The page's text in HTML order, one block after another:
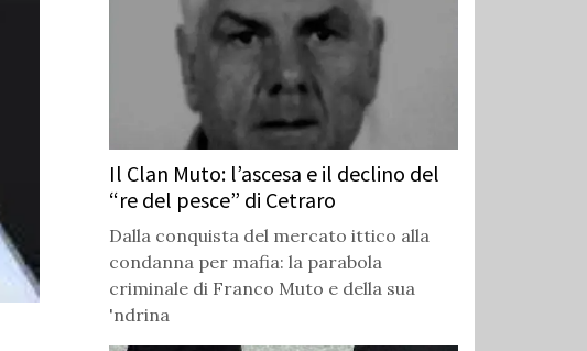
Il Clan Muto: l’ascesa e il declino del
“re del pesce” di Cetraro
Dalla conquista del mercato ittico alla
condanna per mafia: la parabola
criminale di Franco Muto e della sua
'ndrina